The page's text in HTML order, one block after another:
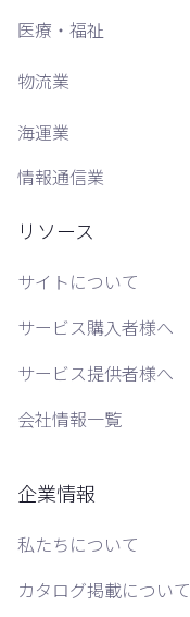
医療・福祉
物流業
海運業
情報通信業
リソース
サイトについて
サービス購入者様へ
サービス提供者様へ
会社情報一覧
企業情報
私たちについて
カタログ掲載について